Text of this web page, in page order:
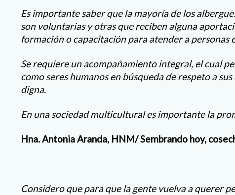
Es importante saber que la mayoría de los
son voluntarias y otras que reciben alguna
formación o capacitación para atender a personas
Se requiere un acompañamiento integral, el cual
como seres humanos en búsqueda de respeto a
digna.
En una sociedad multicultural es importante la
Hna. Antonia Aranda, HNM/ Sembrando hoy,
Considero que para que la gente vuelva a querer